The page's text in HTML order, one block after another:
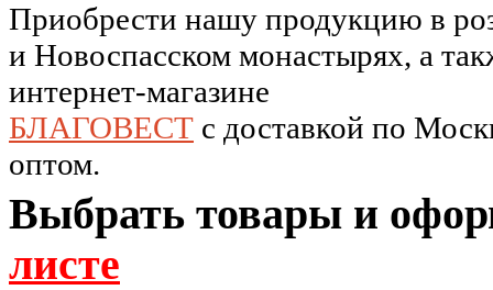
Приобрести нашу продукцию в
и Новоспасском монастырях, а
интернет-магазине
БЛАГОВЕСТ c доставкой по
оптом.
Выбрать товары и
листе